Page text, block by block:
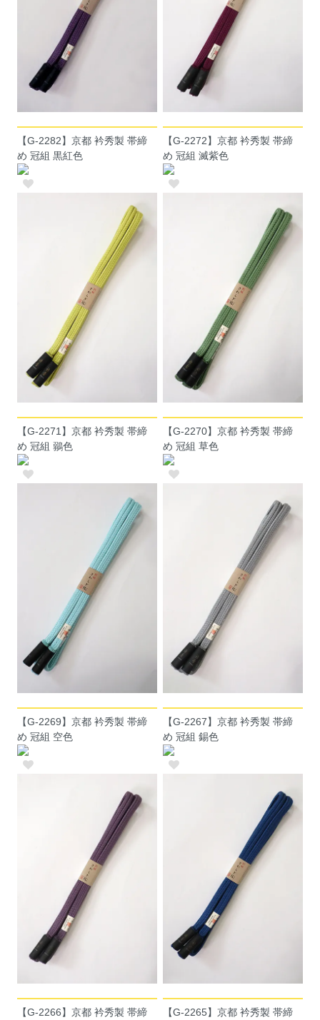
【G-2282】京都 衿秀製 帯締
め 冠組 黒紅色
【G-2272】京都 衿秀製 帯締
め 冠組 滅紫色
【G-2271】京都 衿秀製 帯締
め 冠組 鶸色
【G-2270】京都 衿秀製 帯締
め 冠組 草色
【G-2269】京都 衿秀製 帯締
め 冠組 空色
【G-2267】京都 衿秀製 帯締
め 冠組 錫色
【G-2266】京都 衿秀製 帯締
【G-2265】京都 衿秀製 帯締